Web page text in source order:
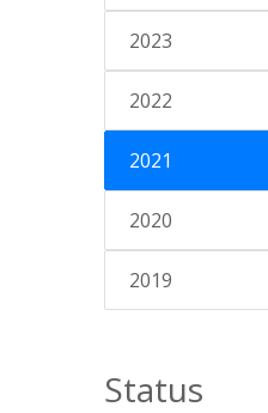
2023
2022
2021
2020
2019
Status